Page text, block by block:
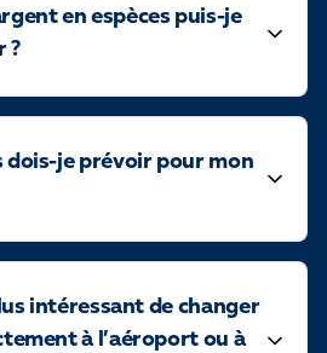
en espèces puis-je
?
dois-je prévoir pour mon
intéressant de changer
à l’aéroport ou à